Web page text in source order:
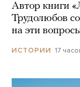
Автор книги
Трудолюбов
на эти
ИСТОРИИ 17